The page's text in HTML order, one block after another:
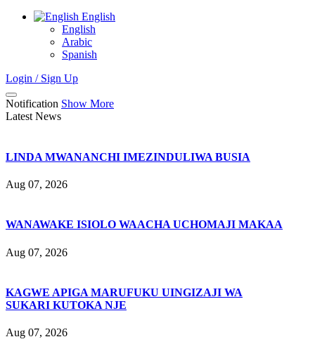
English
English
Arabic
Spanish
Login / Sign Up
Notification Show More
Latest News
LINDA MWANANCHI IMEZINDULIWA BUSIA
Aug 07, 2026
WANAWAKE ISIOLO WAACHA UCHOMAJI MAKAA
Aug 07, 2026
KAGWE APIGA MARUFUKU UINGIZAJI WA
SUKARI KUTOKA NJE
Aug 07, 2026